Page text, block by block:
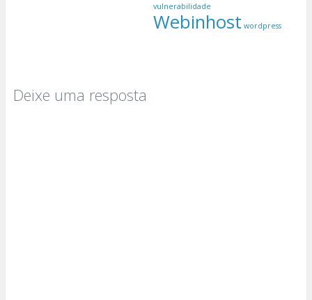
vulnerabilidade
Webinhost wordpress
Deixe uma resposta